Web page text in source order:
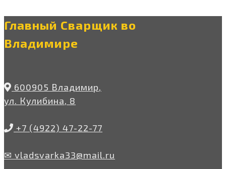
Главный Сварщик во
Владимире
600905 Владимир,
ул. Кулибина, 8
+7 (4922) 47-22-77
✉ vladsvarka33@mail.ru